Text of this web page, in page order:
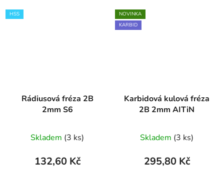
HSS
Rádiusová fréza 2B
2mm S6
Skladem (3 ks)
132,60 Kč
NOVINKA
KARBID
Karbidová kulová fréza
2B 2mm AITiN
Skladem (3 ks)
295,80 Kč